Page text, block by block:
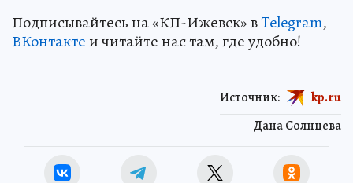
Подписывайтесь на «КП-Ижевск» вTelegram,
ВКонтактеи читайте нас там, где удобно!
Дана Солнцева
Источник: kp.ru